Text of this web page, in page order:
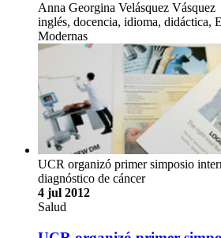
Anna Georgina Velásquez Vásquez
inglés, docencia, idioma, didáctica,
Modernas
UCR organizó primer simposio
diagnóstico de cáncer
4 jul 2012
Salud